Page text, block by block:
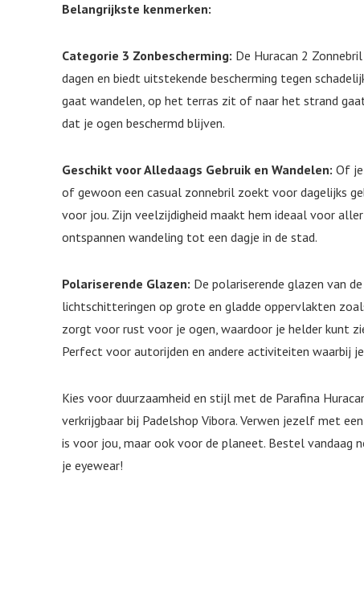
Belangrijkste kenmerken:
Categorie 3 Zonbescherming: De Huracan 2
dagen en biedt uitstekende bescherming tegen
gaat wandelen, op het terras zit of naar het strand
dat je ogen beschermd blijven.
Geschikt voor Alledaags Gebruik en Wandelen: Of
of gewoon een casual zonnebril zoekt voor dagelijks
voor jou. Zijn veelzijdigheid maakt hem ideaal voor
ontspannen wandeling tot een dagje in de stad.
Polariserende Glazen: De polariserende glazen van
lichtschitteringen op grote en gladde oppervlakten
zorgt voor rust voor je ogen, waardoor je helder kunt
Perfect voor autorijden en andere activiteiten waarbij
Kies voor duurzaamheid en stijl met de Parafina
verkrijgbaar bij Padelshop Vibora. Verwen jezelf met
is voor jou, maar ook voor de planeet. Bestel vandaag
je eyewear!